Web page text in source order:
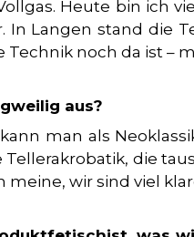
Heute bin ich
In Langen stand die
noch da ist –
aus?
man als
die
wir sind viel